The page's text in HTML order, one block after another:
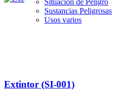
Situación de Peligro
Sustancias Peligrosas
Usos varios
Extintor (SI-001)